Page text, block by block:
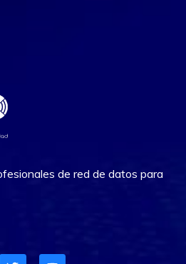
de red de datos para